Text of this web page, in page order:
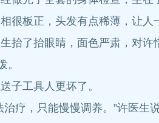
板正，头发有点稀薄，让人
了抬眼睛，面色严肃，对许
工具人更坏了。
，只能慢慢调养。”许医生说